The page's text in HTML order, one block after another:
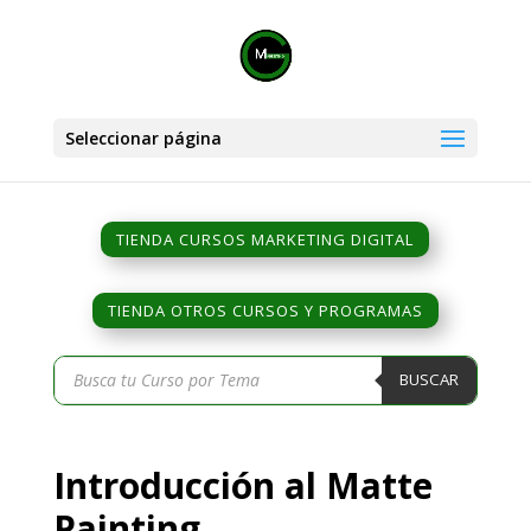
Seleccionar página
TIENDA CURSOS MARKETING DIGITAL
TIENDA OTROS CURSOS Y PROGRAMAS
Búsqueda
de
productos
BUSCAR
Introducción al Matte